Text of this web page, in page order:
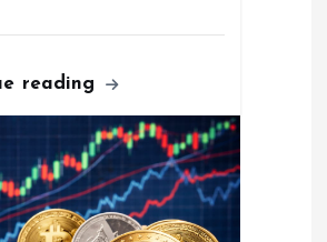
reading